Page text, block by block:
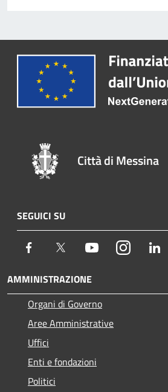
Città di Messina
SEGUICI SU
Facebook Twitter YoutubeInstagram
AMMINISTRAZIONE
Organi di Governo
Aree Amministrative
Uffici
Enti e fondazioni
Politici